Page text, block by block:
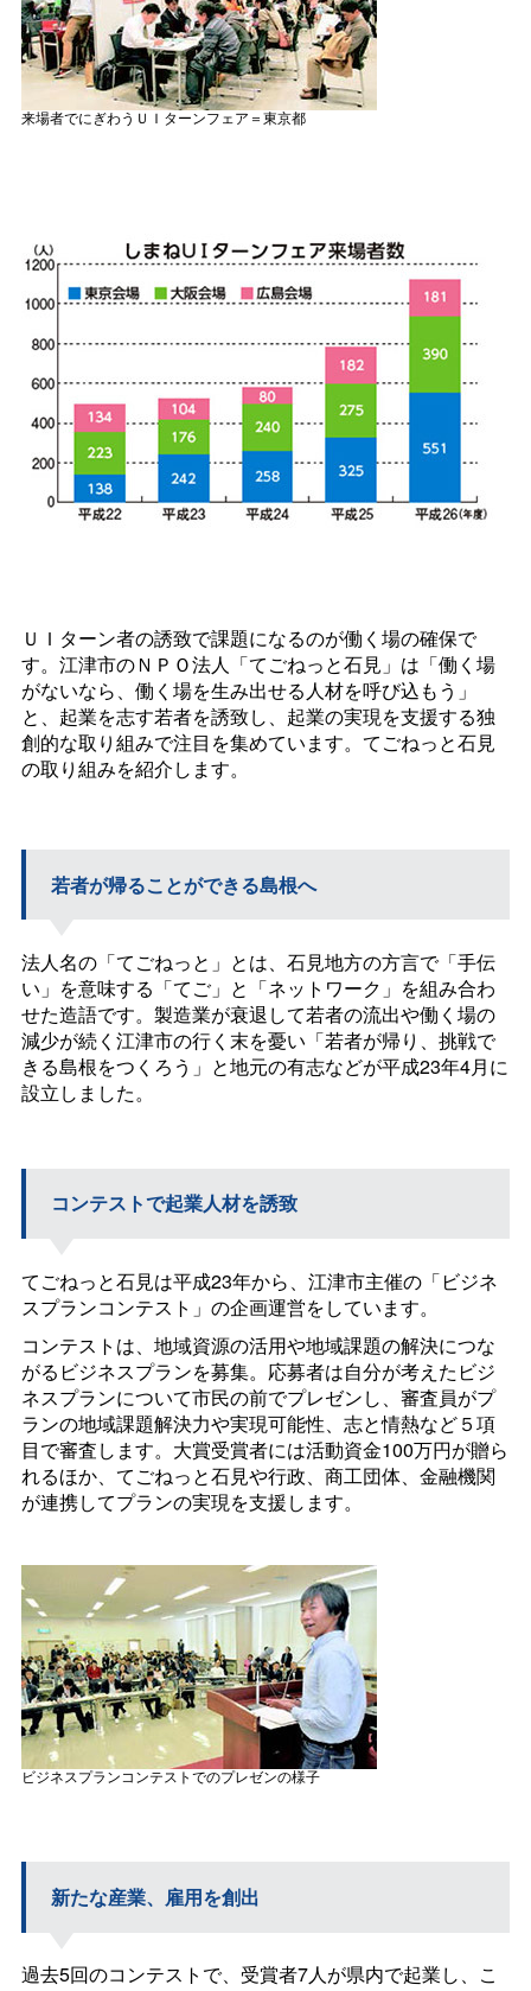
来場者でにぎわうＵＩターンフェア＝東京都
ＵＩターン者の誘致で課題になるのが働く場の確保で
す。江津市のＮＰＯ法人「てごねっと石見」は「働く場
がないなら、働く場を生み出せる人材を呼び込もう」
と、起業を志す若者を誘致し、起業の実現を支援する独
創的な取り組みで注目を集めています。てごねっと石見
の取り組みを紹介します。
若者が帰ることができる島根へ
法人名の「てごねっと」とは、石見地方の方言で「手伝
い」を意味する「てご」と「ネットワーク」を組み合わ
せた造語です。製造業が衰退して若者の流出や働く場の
減少が続く江津市の行く末を憂い「若者が帰り、挑戦で
きる島根をつくろう」と地元の有志などが平成23年4月に
設立しました。
コンテストで起業人材を誘致
てごねっと石見は平成23年から、江津市主催の「ビジネ
スプランコンテスト」の企画運営をしています。
コンテストは、地域資源の活用や地域課題の解決につな
がるビジネスプランを募集。応募者は自分が考えたビジ
ネスプランについて市民の前でプレゼンし、審査員がプ
ランの地域課題解決力や実現可能性、志と情熱など５項
目で審査します。大賞受賞者には活動資金100万円が贈ら
れるほか、てごねっと石見や行政、商工団体、金融機関
が連携してプランの実現を支援します。
ビジネスプランコンテストでのプレゼンの様子
新たな産業、雇用を創出
過去5回のコンテストで、受賞者7人が県内で起業し、こ